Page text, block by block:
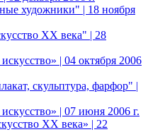
художники" | 18 ноября
XX века" | 28
| 04 октября 2006
скульптура, фарфор" |
| 07 июня 2006 г.
ХХ века» | 22